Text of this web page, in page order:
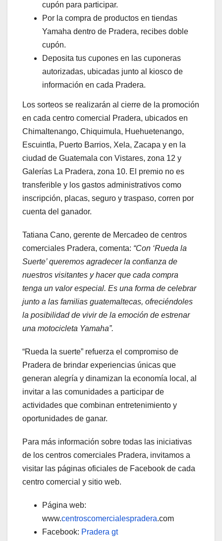
cupón para participar.
Por la compra de productos en tiendas
Yamaha dentro de Pradera, recibes doble
cupón.
Deposita tus cupones en las cuponeras
autorizadas, ubicadas junto al kiosco de
información en cada Pradera.
Los sorteos se realizarán al cierre de la promoción
en cada centro comercial Pradera, ubicados en
Chimaltenango, Chiquimula, Huehuetenango,
Escuintla, Puerto Barrios, Xela, Zacapa y en la
ciudad de Guatemala con Vistares, zona 12 y
Galerías La Pradera, zona 10. El premio no es
transferible y los gastos administrativos como
inscripción, placas, seguro y traspaso, corren por
cuenta del ganador.
Tatiana Cano, gerente de Mercadeo de centros
comerciales Pradera, comenta: “Con ‘Rueda la
Suerte’ queremos agradecer la confianza de
nuestros visitantes y hacer que cada compra
tenga un valor especial. Es una forma de celebrar
junto a las familias guatemaltecas, ofreciéndoles
la posibilidad de vivir de la emoción de estrenar
una motocicleta Yamaha”.
“Rueda la suerte” refuerza el compromiso de
Pradera de brindar experiencias únicas que
generan alegría y dinamizan la economía local, al
invitar a las comunidades a participar de
actividades que combinan entretenimiento y
oportunidades de ganar.
Para más información sobre todas las iniciativas
de los centros comerciales Pradera, invitamos a
visitar las páginas oficiales de Facebook de cada
centro comercial y sitio web.
Página web:
www.centroscomercialespradera.com
Facebook: Pradera gt